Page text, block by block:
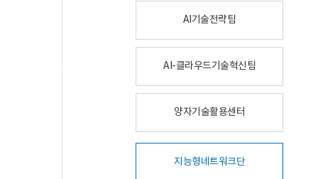
AI기술전략팀
AI-클라우드기술혁신팀
양자기술활용센터
지능형네트워크단